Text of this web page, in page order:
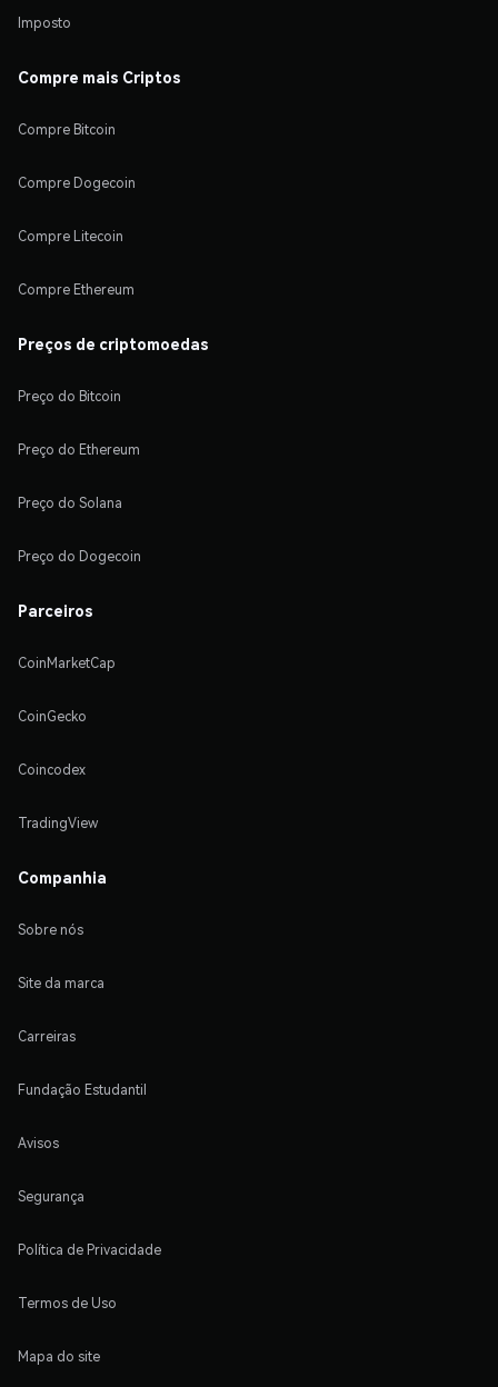
Imposto
Compre mais Criptos
Compre Bitcoin
Compre Dogecoin
Compre Litecoin
Compre Ethereum
Preços de criptomoedas
Preço do Bitcoin
Preço do Ethereum
Preço do Solana
Preço do Dogecoin
Parceiros
CoinMarketCap
CoinGecko
Coincodex
TradingView
Companhia
Sobre nós
Site da marca
Carreiras
Fundação Estudantil
Avisos
Segurança
Política de Privacidade
Termos de Uso
Mapa do site